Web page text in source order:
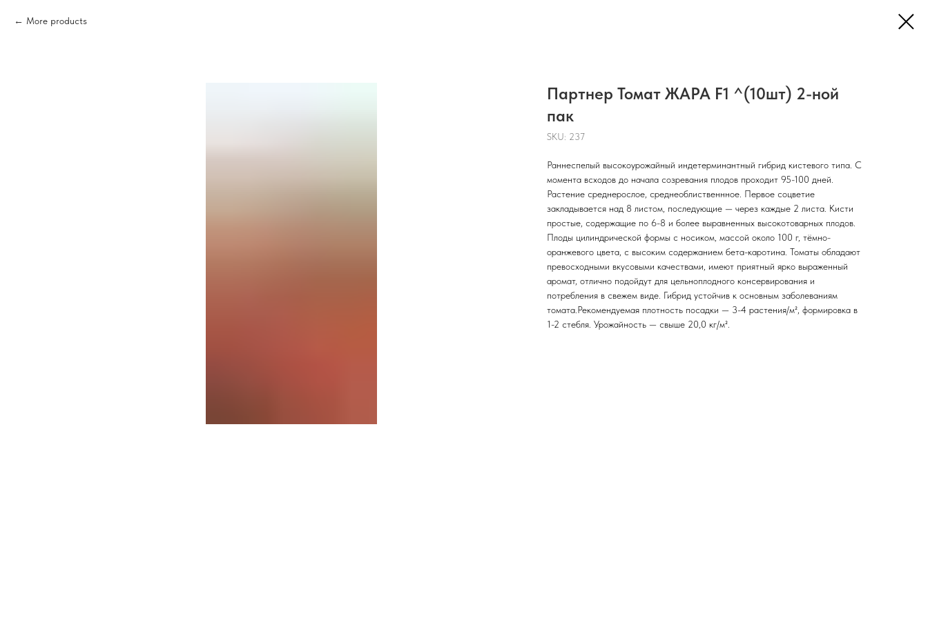
More products
Партнер Томат ЖАРА F1 ^(10шт) 2-ной
пак
SKU: 237
Раннеспелый высокоурожайный индетерминантный гибрид кистевого типа. С
момента всходов до начала созревания плодов проходит 95-100 дней.
Растение среднерослое, среднеоблиственнное. Первое соцветие
закладывается над 8 листом, последующие — через каждые 2 листа. Кисти
простые, содержащие по 6-8 и более выравненных высокотоварных плодов.
Плоды цилиндрической формы с носиком, массой около 100 г, тёмно-
оранжевого цвета, с высоким содержанием бета-каротина. Томаты обладают
превосходными вкусовыми качествами, имеют приятный ярко выраженный
аромат, отлично подойдут для цельноплодного консервирования и
потребления в свежем виде. Гибрид устойчив к основным заболеваниям
томата.Рекомендуемая плотность посадки — 3-4 растения/м², формировка в
1-2 стебля. Урожайность — свыше 20,0 кг/м².